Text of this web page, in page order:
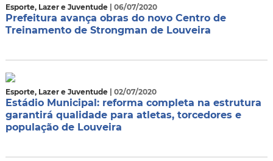
Esporte, Lazer e Juventude | 06/07/2020
Prefeitura avança obras do novo Centro de
Treinamento de Strongman de Louveira
Esporte, Lazer e Juventude | 02/07/2020
Estádio Municipal: reforma completa na estrutura
garantirá qualidade para atletas, torcedores e
população de Louveira